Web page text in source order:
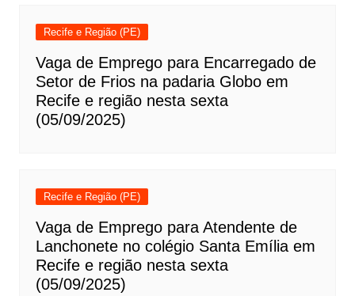
Recife e Região (PE)
Vaga de Emprego para Encarregado de
Setor de Frios na padaria Globo em
Recife e região nesta sexta
(05/09/2025)
Recife e Região (PE)
Vaga de Emprego para Atendente de
Lanchonete no colégio Santa Emília em
Recife e região nesta sexta
(05/09/2025)